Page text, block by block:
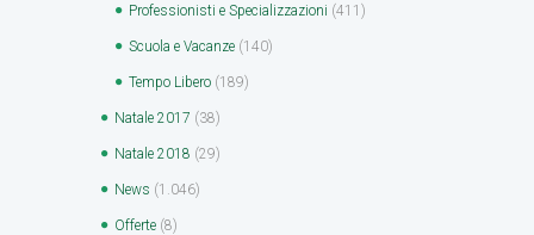
Professionisti e Specializzazioni (411)
Scuola e Vacanze (140)
Tempo Libero (189)
Natale 2017 (38)
Natale 2018 (29)
News (1.046)
Offerte (8)